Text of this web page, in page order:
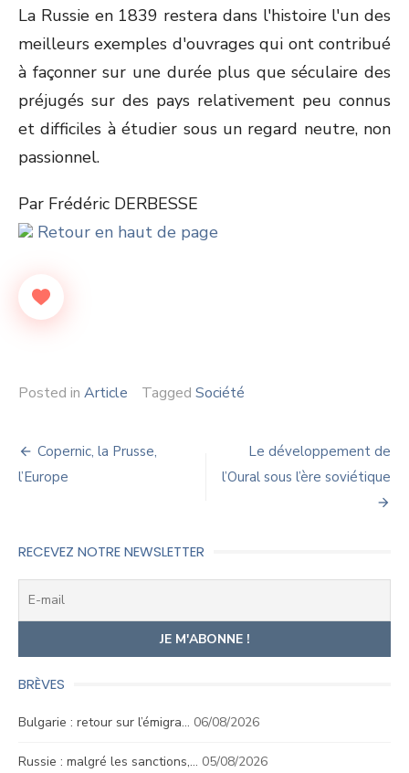
La Russie en 1839 restera dans l'histoire l'un des
meilleurs exemples d'ouvrages qui ont contribué
à façonner sur une durée plus que séculaire des
préjugés sur des pays relativement peu connus
et difficiles à étudier sous un regard neutre, non
passionnel.
Par Frédéric DERBESSE
Retour en haut de page
Posted in Article Tagged Société
Navigation
de
Copernic, la Prusse,
l’Europe
Le développement de
l’Oural sous l’ère soviétique
RECEVEZ NOTRE NEWSLETTER
BRÈVES
Bulgarie : retour sur l’émigra… 06/08/2026
Russie : malgré les sanctions,… 05/08/2026